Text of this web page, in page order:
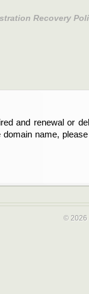
Recovery
and renewal or
name,
und die
sind und
Ihren Service-
© 2026